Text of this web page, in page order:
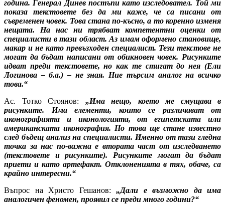
година. Генерал Динев постъпи като изследовател. Той ми
показа текстовете без да ми каже, че са писани от
съвременен човек. Това стана по-късно, а то коренно изменя
нещата. На нас ни трябват компетентни оценки от
специалисти в тази област. Аз имам оформено становище,
макар и не като превъзходен специалист. Тези текстове не
могат да бъдат написани от обикновен човек. Рисунките
идват преди текстовете, но как те стигат до нея (Ели
Логинова – б.а.) – не зная. Ние търсим аналог на всичко
това.“
Ас. Тотко Стоянов: „Има нещо, което ме смущава в
рисунките. Има елементи, които се различават от
иконографията и иконологията, от египетската или
американската иконография. Но това ще стане известно
след бъдещ анализ на специалисти. Именно от тази гледна
точка за нас по-важна е втората част от изследването
(текстовете и рисунките). Рисунките могат да бъдат
приети и като артефакт. Отклоненията в тях, обаче, са
крайно интересни.“
Въпрос на Христо Гешанов: „Дали е възможно да има
аналогичен феномен, проявил се преди много години?“